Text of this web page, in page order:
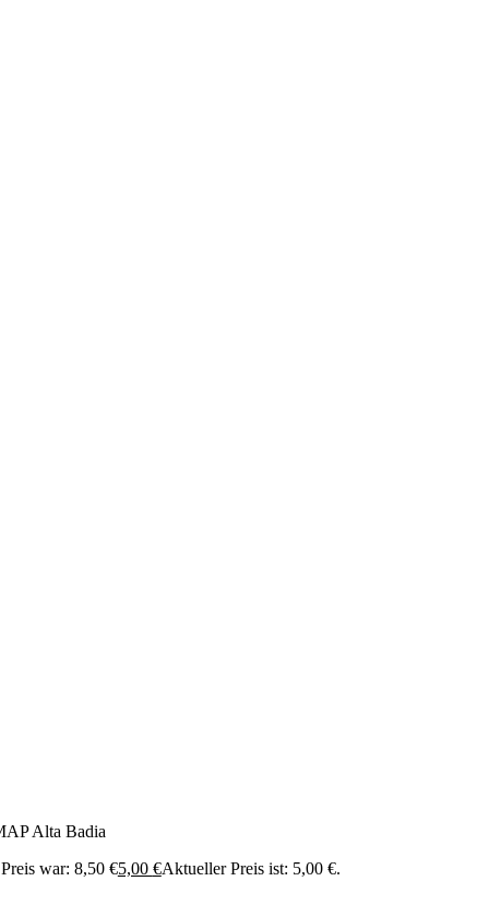
Alta Badia
war: 8,50 €5,00 €Aktueller Preis ist: 5,00 €.